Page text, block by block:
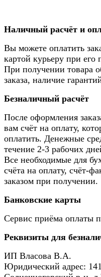
Наличный расчёт и
Вы можете оплатить
картой курьеру при
При получении товара
заказа, наличие
Безналичный расчёт
После оформления
вам счёт на оплату,
оплатить. Денежные
течение 2-3 рабочих
Все необходимые для
счёта на оплату, счёт-
заказом при получении.
Банковские карты
Сервис приёма оплаты
Реквизиты для
ИП Власова В.А.
Юридический адрес: